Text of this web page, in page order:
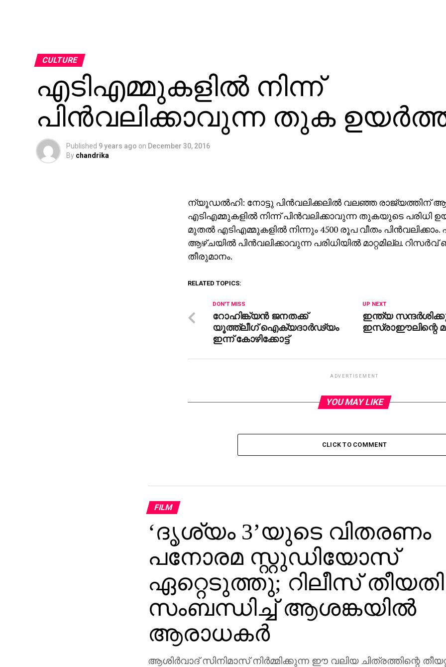
CULTURE
എടിഎമ്മുകളില്‍ നിന്ന്
പിന്‍വലിക്കാവുന്ന തുക
Published 9 years ago on December 30, 2016
By chandrika
ന്യൂഡല്‍ഹി: നോട്ടു പിന്‍വലിക്കലില്‍ വലഞ്ഞ രാജ്യത്തിന്
എടിഎമ്മുകളില്‍ നിന്ന് പിന്‍വലിക്കാവുന്ന തുകയുടെ പരിധി
മുതല്‍ എടിഎമ്മുകളില്‍ നിന്നും 4500 രൂപ വീതം
ആഴ്ചയില്‍ പിന്‍വലിക്കാവുന്ന പരിധിയില്‍ മാറ്റമില്ല. റിസര്‍വ്
തീരുമാനം.
RELATED TOPICS:
UP NEXT
ഇന്ത്യ
ഇസ്രാഈലിന്റെ
DON'T MISS
റോഹിങ്ക്യന്‍ ജനതക്ക്
യൂത്ത്‌ലീഗ് ഐക്യദാര്‍ഢ്യം
ഇന്ന് കോഴിക്കോട്ട്
ADVERTISEMENT
YOU MAY LIKE
CLICK TO COMMENT
FILM
‘ദൃശ്യം 3’യുടെ വിതരണം
പനോരമ സ്റ്റുഡിയോസ്
ഏറ്റെടുത്തു; റിലീസ് തീയതി
സംബന്ധിച്ച് ആശങ്കയിൽ
ആരാധകർ
ആശിർവാദ് സിനിമാസ് നിർമ്മിക്കുന്ന ഈ വലിയ ചിത്രത്തിന്റെ